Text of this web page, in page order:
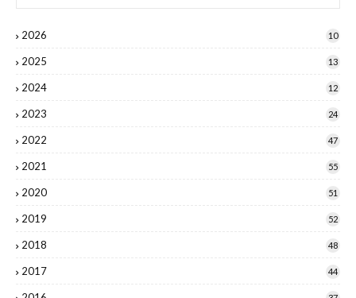
2026 10
2025 13
2024 12
2023 24
2022 47
2021 55
2020 51
2019 52
2018 48
2017 44